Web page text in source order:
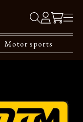
Motor sports